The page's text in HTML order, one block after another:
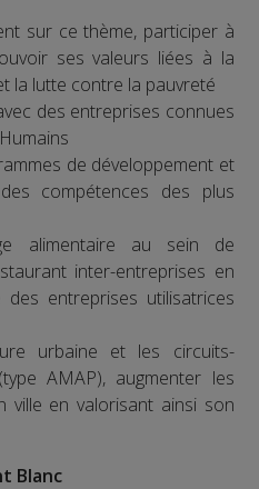
sur ce thème, participer à
ses valeurs liées à la
la lutte contre la pauvreté
des entreprises connues
de développement et
compétences des plus
alimentaire au sein de
inter-entreprises en
des entreprises utilisatrices
urbaine et les circuits-
AMAP), augmenter les
ville en valorisant ainsi son
Blanc